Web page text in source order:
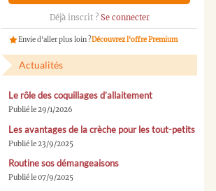
Déjà inscrit ? Se connecter
Envie d'aller plus loin ?Découvrez l'offre Premium
Actualités
Le rôle des coquillages d’allaitement
Publié le 29/1/2026
Les avantages de la crèche pour les tout-petits
Publié le 23/9/2025
Routine sos démangeaisons
Publié le 07/9/2025